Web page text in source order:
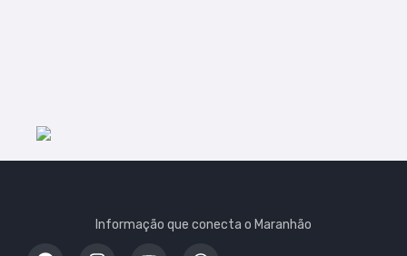
Informação que conecta o Maranhão